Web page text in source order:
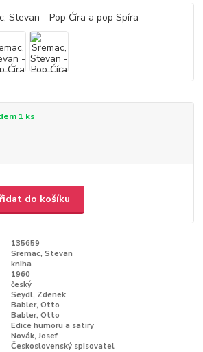
1 ks
do košíku
135659
Sremac, Stevan
kniha
1960
český
Seydl, Zdenek
Babler, Otto
Babler, Otto
Edice humoru a satiry
Novák, Josef
Československý spisovatel